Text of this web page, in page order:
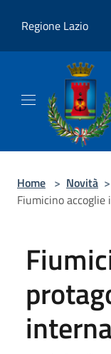
Regione Lazio
Home > Novità >
Fiumicino